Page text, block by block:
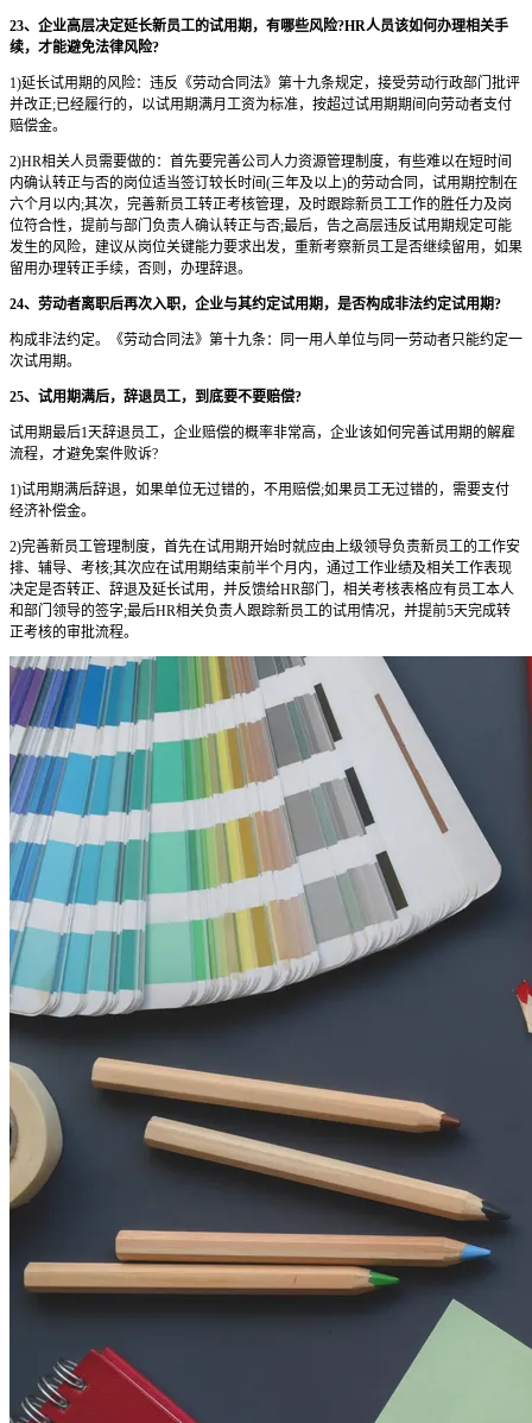
23、企业高层决定延长新员工的试用期，有哪些风险?HR人员该如何办理相关手
续，才能避免法律风险?
1)延长试用期的风险：违反《劳动合同法》第十九条规定，接受劳动行政部门批评
并改正;已经履行的，以试用期满月工资为标准，按超过试用期期间向劳动者支付
赔偿金。
2)HR相关人员需要做的：首先要完善公司人力资源管理制度，有些难以在短时间
内确认转正与否的岗位适当签订较长时间(三年及以上)的劳动合同，试用期控制在
六个月以内;其次，完善新员工转正考核管理，及时跟踪新员工工作的胜任力及岗
位符合性，提前与部门负责人确认转正与否;最后，告之高层违反试用期规定可能
发生的风险，建议从岗位关键能力要求出发，重新考察新员工是否继续留用，如果
留用办理转正手续，否则，办理辞退。
24、劳动者离职后再次入职，企业与其约定试用期，是否构成非法约定试用期?
构成非法约定。《劳动合同法》第十九条：同一用人单位与同一劳动者只能约定一
次试用期。
25、试用期满后，辞退员工，到底要不要赔偿?
试用期最后1天辞退员工，企业赔偿的概率非常高，企业该如何完善试用期的解雇
流程，才避免案件败诉?
1)试用期满后辞退，如果单位无过错的，不用赔偿;如果员工无过错的，需要支付
经济补偿金。
2)完善新员工管理制度，首先在试用期开始时就应由上级领导负责新员工的工作安
排、辅导、考核;其次应在试用期结束前半个月内，通过工作业绩及相关工作表现
决定是否转正、辞退及延长试用，并反馈给HR部门，相关考核表格应有员工本人
和部门领导的签字;最后HR相关负责人跟踪新员工的试用情况，并提前5天完成转
正考核的审批流程。